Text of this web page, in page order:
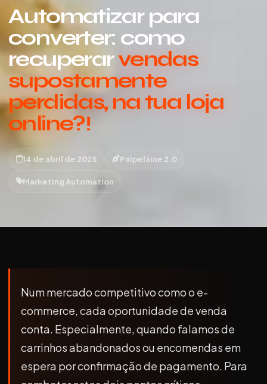
Automatizar para
converter: como
recuperarvendas
supostamente
perdidas, na tua loja
online?!
14 de abril de 2025 Paipeláine 2.0
Marketing Automation
Num mercado competitivo como o e-
commerce, cada oportunidade de venda
conta. Especialmente, quando falamos de
carrinhos abandonados ou encomendas em
espera por confirmação de pagamento. Para